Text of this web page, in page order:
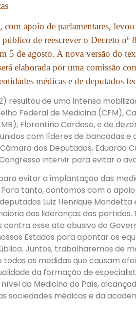
com apoio de parlamentares,
de reescrever o Decreto
5 de agosto. A nova versão do
elaborada por uma comissão
médicas e de deputados
resultou de uma intensa
Federal de Medicina (CFM),
Florentino Cardoso, e de
com líderes de bancadas e
dos Deputados, Eduardo
intervir para evitar o
evitar a implantação das
tanto, contamos com o
Luiz Henrique Mandetta
das lideranças dos partidos.
esse ato abusivo do
Estados para apontar os
Juntos, trabalharemos de
as medidas que causam
da formação de
da Medicina do País,
sociedades médicas e da